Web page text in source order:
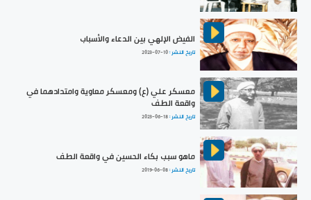
الفيض الإلهي بين الدعاء والأسباب
تاريخ النشر :2023-07-10
معسكر علي (ع) ومعسكر معاوية وامتدادهما في
واقعة الطف
تاريخ النشر :2023-06-18
ماهو سبب بكاء الحسين في واقعة الطف
تاريخ النشر :2019-06-08